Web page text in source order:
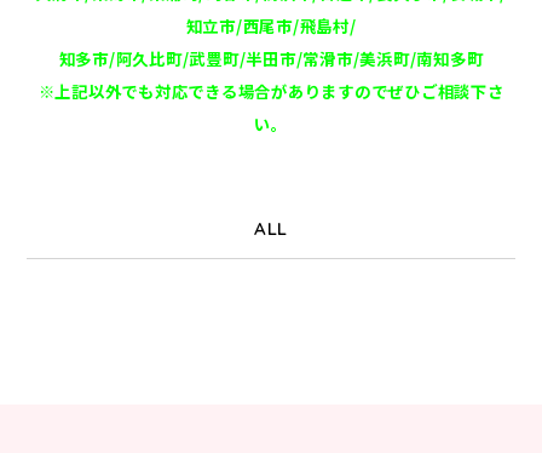
知立市/西尾市/飛島村/
知多市/阿久比町/武豊町/半田市/常滑市/美浜町/南知多町
※上記以外でも対応できる場合がありますのでぜひご相談下さ
い。
ALL